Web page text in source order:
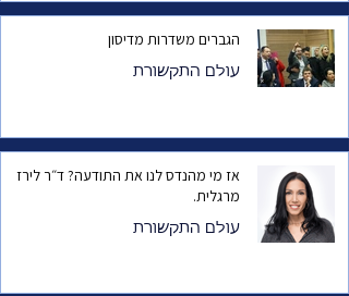
הגברים משדרות מדיסון
עולם התקשורת
אז מי מהנדס לנו את התודעה? ד״ר לירז
מרגלית.
עולם התקשורת